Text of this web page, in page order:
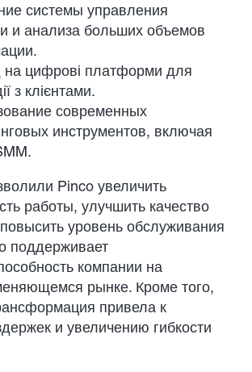
системы управления
и анализа больших объемов
на цифрові платформи для
з клієнтами.
современных
инструментов, включая
Pinco увеличить
работы, улучшить качество
уровень обслуживания
поддерживает
компании на
рынке. Кроме того,
привела к
и увеличению гибкости